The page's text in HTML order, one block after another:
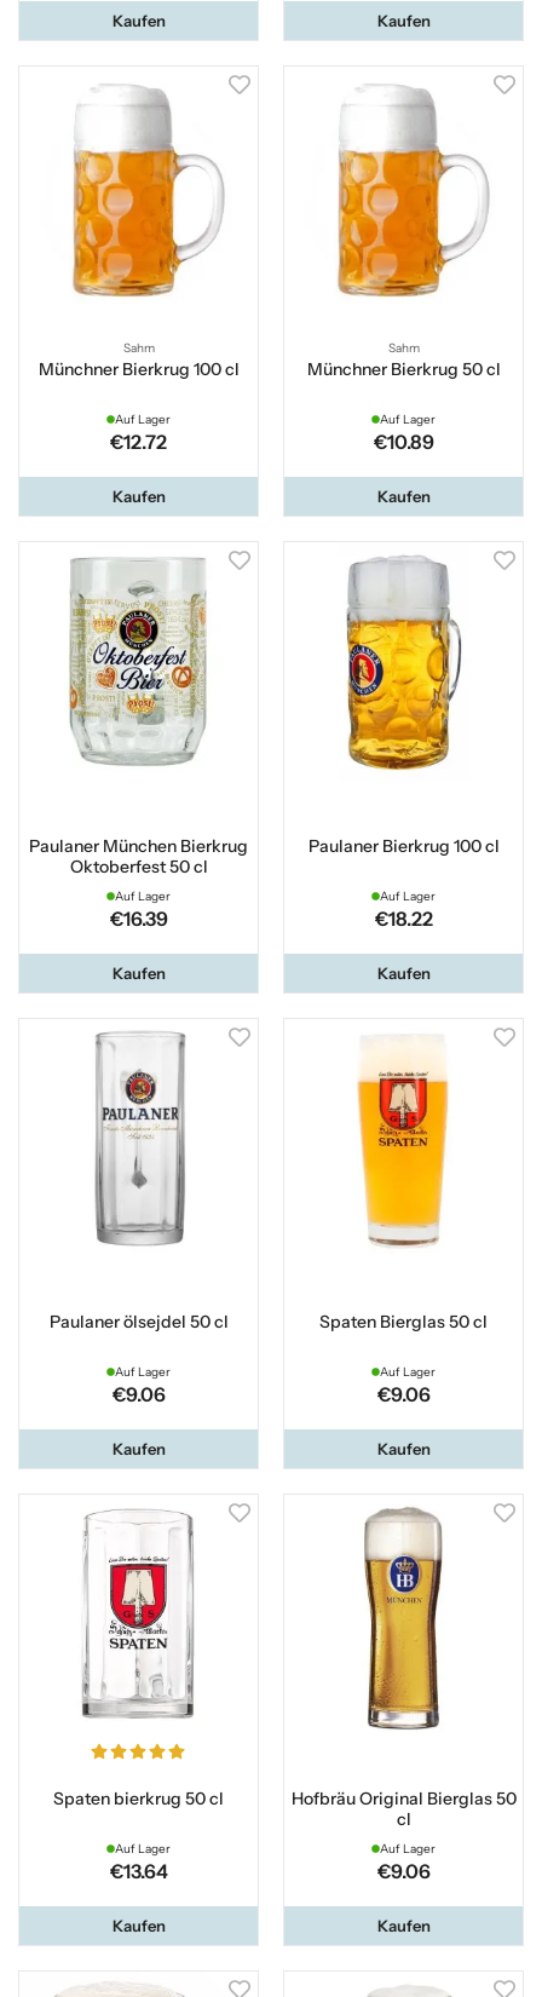
Kaufen Kaufen
Sahm
Münchner Bierkrug 100 cl
Auf Lager
€12.72
Kaufen
Sahm
Münchner Bierkrug 50 cl
Auf Lager
€10.89
Kaufen
Paulaner München Bierkrug
Oktoberfest 50 cl
Auf Lager
€16.39
Kaufen
Paulaner Bierkrug 100 cl
Auf Lager
€18.22
Kaufen
Paulaner ölsejdel 50 cl
Auf Lager
€9.06
Kaufen
Spaten Bierglas 50 cl
Auf Lager
€9.06
Kaufen
Spaten bierkrug 50 cl
Auf Lager
€13.64
Kaufen
Hofbräu Original Bierglas 50
cl
Auf Lager
€9.06
Kaufen